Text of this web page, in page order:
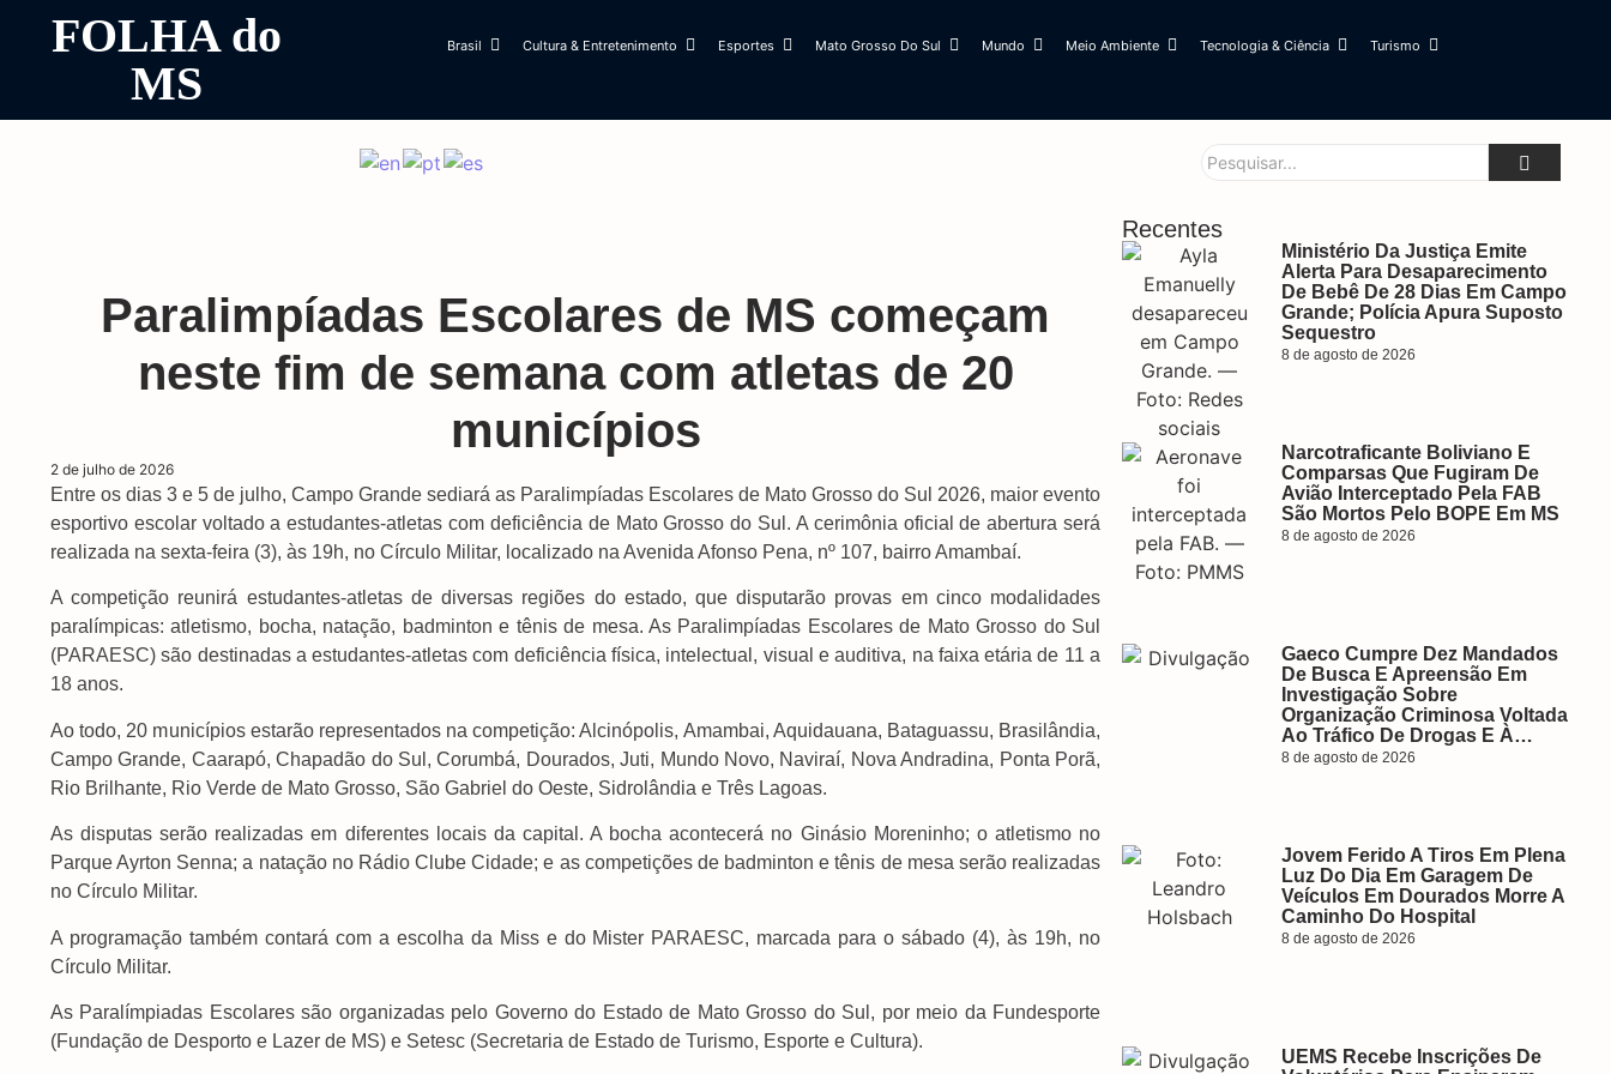
FOLHA do
MS
Brasil Cultura & Entretenimento Esportes Mato Grosso Do Sul Mundo Meio Ambiente Tecnologia & Ciência Turismo
Paralimpíadas Escolares de MS começam
neste fim de semana com atletas de 20
municípios
2 de julho de 2026
Entre os dias 3 e 5 de julho, Campo Grande sediará as Paralimpíadas Escolares de Mato Grosso do Sul 2026, maior evento
esportivo escolar voltado a estudantes-atletas com deficiência de Mato Grosso do Sul. A cerimônia oficial de abertura será
realizada na sexta-feira (3), às 19h, no Círculo Militar, localizado na Avenida Afonso Pena, nº 107, bairro Amambaí.
A competição reunirá estudantes-atletas de diversas regiões do estado, que disputarão provas em cinco modalidades
paralímpicas: atletismo, bocha, natação, badminton e tênis de mesa. As Paralimpíadas Escolares de Mato Grosso do Sul
(PARAESC) são destinadas a estudantes-atletas com deficiência física, intelectual, visual e auditiva, na faixa etária de 11 a
18 anos.
Ao todo, 20 municípios estarão representados na competição: Alcinópolis, Amambai, Aquidauana, Bataguassu, Brasilândia,
Campo Grande, Caarapó, Chapadão do Sul, Corumbá, Dourados, Juti, Mundo Novo, Naviraí, Nova Andradina, Ponta Porã,
Rio Brilhante, Rio Verde de Mato Grosso, São Gabriel do Oeste, Sidrolândia e Três Lagoas.
As disputas serão realizadas em diferentes locais da capital. A bocha acontecerá no Ginásio Moreninho; o atletismo no
Parque Ayrton Senna; a natação no Rádio Clube Cidade; e as competições de badminton e tênis de mesa serão realizadas
no Círculo Militar.
A programação também contará com a escolha da Miss e do Mister PARAESC, marcada para o sábado (4), às 19h, no
Círculo Militar.
As Paralímpiadas Escolares são organizadas pelo Governo do Estado de Mato Grosso do Sul, por meio da Fundesporte
(Fundação de Desporto e Lazer de MS) e Setesc (Secretaria de Estado de Turismo, Esporte e Cultura).
Recentes
Ministério Da Justiça Emite
Alerta Para Desaparecimento
De Bebê De 28 Dias Em Campo
Grande; Polícia Apura Suposto
Sequestro
8 de agosto de 2026
Narcotraficante Boliviano E
Comparsas Que Fugiram De
Avião Interceptado Pela FAB
São Mortos Pelo BOPE Em MS
8 de agosto de 2026
Gaeco Cumpre Dez Mandados
De Busca E Apreensão Em
Investigação Sobre
Organização Criminosa Voltada
Ao Tráfico De Drogas E À…
8 de agosto de 2026
Jovem Ferido A Tiros Em Plena
Luz Do Dia Em Garagem De
Veículos Em Dourados Morre A
Caminho Do Hospital
8 de agosto de 2026
UEMS Recebe Inscrições De